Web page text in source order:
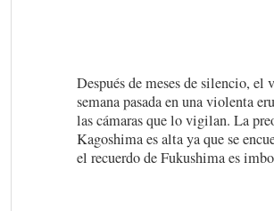
Después de meses de silencio,
semana pasada en una violenta
las cámaras que lo vigilan. La
Kagoshima es alta ya que se
el recuerdo de Fukushima es